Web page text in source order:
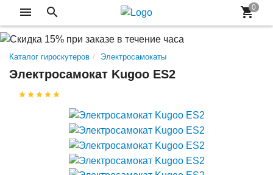
Каталог гироскутеров Электросамокаты
Электросамокат Kugoo ES2